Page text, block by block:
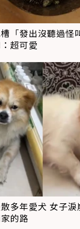
「發出沒聽過怪
超可愛
多年愛犬 女子
的路